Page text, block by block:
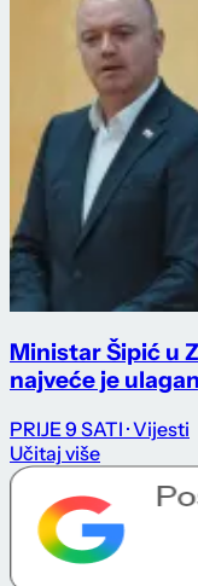
Ministar Šipić u
najveće je
PRIJE 9 SATI · Vijesti
Učitaj više